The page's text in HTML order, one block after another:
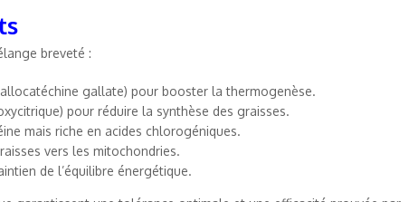
breveté :
gallate) pour booster la thermogenèse.
pour réduire la synthèse des graisses.
mais riche en acides chlorogéniques.
vers les mitochondries.
de l’équilibre énergétique.